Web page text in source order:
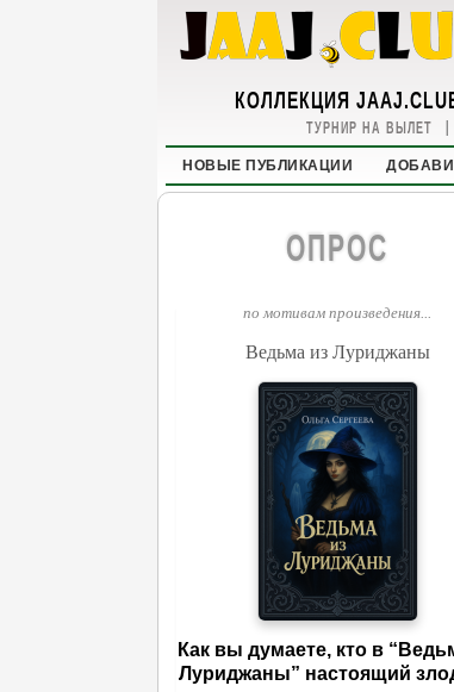
КОЛЛЕКЦИЯ
ТУРНИР НА ВЫЛЕТ |
НОВЫЕ ПУБЛИКАЦИИ
ОПРОС
по мотивам произведения...
Ведьма из Луриджаны
Как вы думаете, кто в
Луриджаны” настоящий